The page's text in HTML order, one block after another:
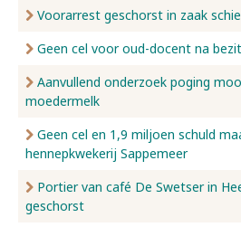
Voorarrest geschorst in zaak
Geen cel voor oud-docent na
Aanvullend onderzoek poging
moedermelk
Geen cel en 1,9 miljoen schuld
hennepkwekerij Sappemeer
Portier van café De Swetser in
geschorst